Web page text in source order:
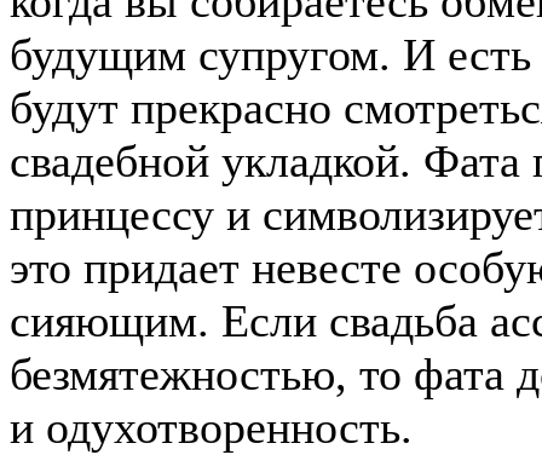
будущим супругом. И
будут прекрасно
свадебной укладкой.
принцессу и
это придает невесте
сияющим. Если свадьба
безмятежностью, то фата
и одухотворенность.